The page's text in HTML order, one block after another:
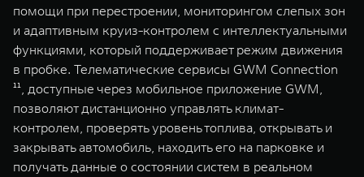
помощи при перестроении, мониторингом слепых зон
и адаптивным круиз-контролем с интеллектуальными
функциями, который поддерживает режим движения
в пробке. Телематические сервисы GWM Connection
¹¹, доступные через мобильное приложение GWM,
позволяют дистанционно управлять климат-
контролем, проверять уровень топлива, открывать и
закрывать автомобиль, находить его на парковке и
получать данные о состоянии систем в реальном